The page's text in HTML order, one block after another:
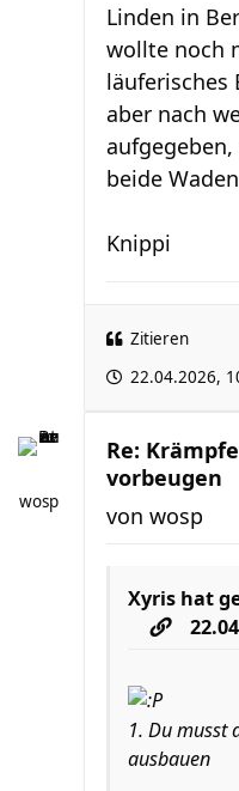
Linden in
wollte noch
läuferisches
aber nach
beide
Knippi
Zitieren
22.04.2026,
wosp
Re:
vorbeugen
von wosp
Xyris hat
1. Du musst
ausbauen